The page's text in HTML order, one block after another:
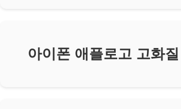
아이폰 애플로고 고화